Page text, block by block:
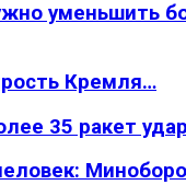
уменьшить
Кремля…
35 ракет